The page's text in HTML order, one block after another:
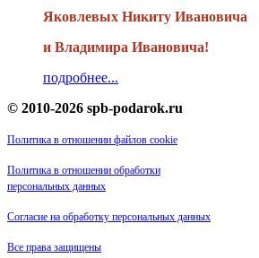
Яковлевых Никиту Ивановича
и Владимира Ивановича!
подробнее...
© 2010-2026 spb-podarok.ru
Политика в отношении файлов cookie
Политика в отношении обработки
персональных данных
Согласие на обработку персональных данных
Все права защищены